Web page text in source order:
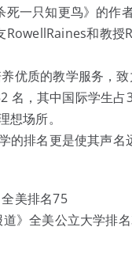
死一只知更鸟》的
和教
优质的教学服务，
名，其中国际学生
场所。
排名更是使其声名
美排名75
》全美公立大学排